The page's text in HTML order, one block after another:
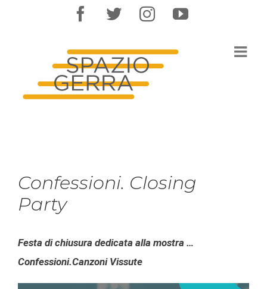
facebooktwitter instagramyoutube
Confessioni. Closing
Party
Festa di chiusura dedicata alla mostra …
Confessioni.Canzoni Vissute